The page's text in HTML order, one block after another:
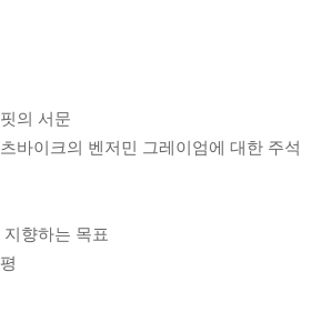
의 서문
바이크의 벤저민 그레이엄에 대한 주석
지향하는 목표